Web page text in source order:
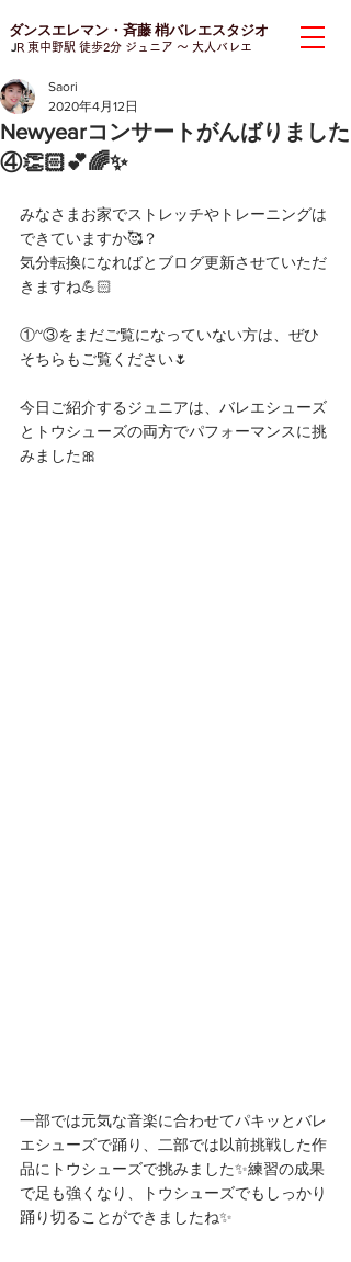
ダンスエレマン・斉藤 梢バレエスタジオ
JR 東中野駅 徒歩2分 ジュニア 〜 大人バレエ
Newyearコンサートがんばりました
④👏🏻💕🌈✨
Saori
2020年4月12日
みなさまお家でストレッチやトレーニングは
できていますか🥰？
気分転換になればとブログ更新させていただ
きますね💪🏻
①~③をまだご覧になっていない方は、ぜひ
そちらもご覧ください🌷
今日ご紹介するジュニアは、バレエシューズ
とトウシューズの両方でパフォーマンスに挑
みました🎀
一部では元気な音楽に合わせてパキッとバレ
エシューズで踊り、二部では以前挑戦した作
品にトウシューズで挑みました✨練習の成果
で足も強くなり、トウシューズでもしっかり
踊り切ることができましたね✨